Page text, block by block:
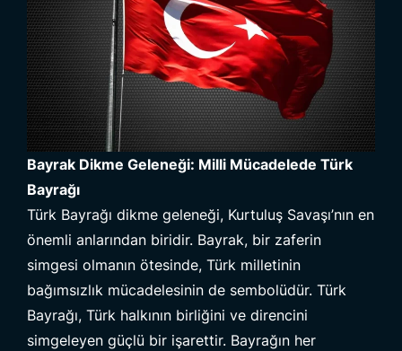
Bayrak Dikme Geleneği: Milli Mücadelede Türk
Bayrağı
Türk Bayrağı dikme geleneği, Kurtuluş Savaşı’nın en
önemli anlarından biridir. Bayrak, bir zaferin
simgesi olmanın ötesinde, Türk milletinin
bağımsızlık mücadelesinin de sembolüdür. Türk
Bayrağı, Türk halkının birliğini ve direncini
simgeleyen güçlü bir işarettir. Bayrağın her